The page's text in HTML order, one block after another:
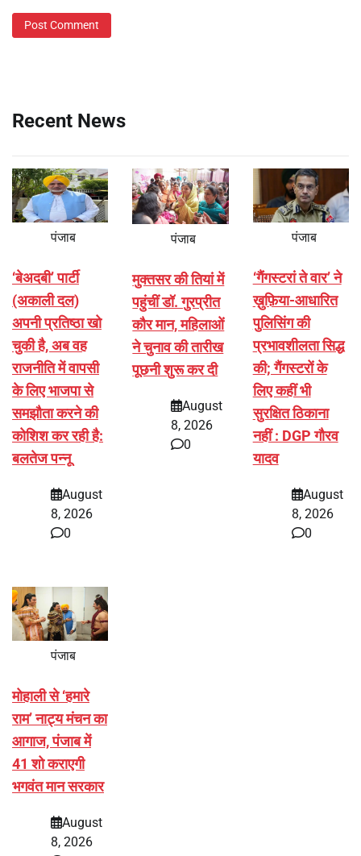
Recent News
पंजाब
‘बेअदबी’ पार्टी
(अकाली दल)
अपनी प्रतिष्ठा खो
चुकी है, अब वह
राजनीति में वापसी
के लिए भाजपा से
समझौता करने की
कोशिश कर रही है:
बलतेज पन्नू
August
8, 2026
0
पंजाब
मुक्तसर की तियां में
पहुंचीं डॉ. गुरप्रीत
कौर मान, महिलाओं
ने चुनाव की तारीख
पूछनी शुरू कर दी
August
8, 2026
0
पंजाब
‘गैंगस्टरां ते वार’ ने
ख़ुफ़िया-आधारित
पुलिसिंग की
प्रभावशीलता सिद्ध
की; गैंगस्टरों के
लिए कहीं भी
सुरक्षित ठिकाना
नहीं : DGP गौरव
यादव
August
8, 2026
0
पंजाब
मोहाली से ‘हमारे
राम’ नाट्य मंचन का
आगाज, पंजाब में
41 शो कराएगी
भगवंत मान सरकार
August
8, 2026